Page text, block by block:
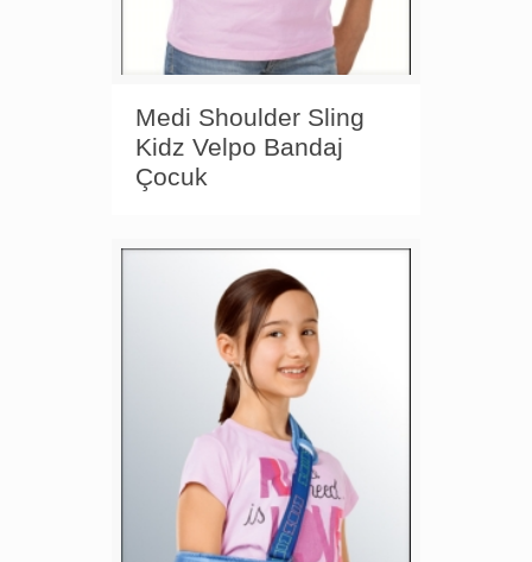
Medi Shoulder Sling
Kidz Velpo Bandaj
Çocuk